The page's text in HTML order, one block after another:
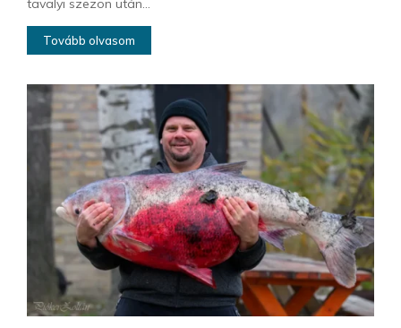
tavalyi szezon után...
Tovább olvasom